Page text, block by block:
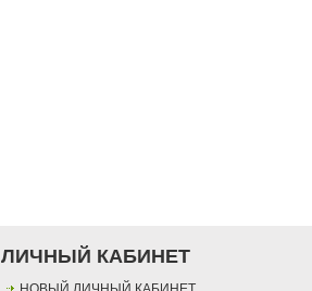
ЛИЧНЫЙ КАБИНЕТ